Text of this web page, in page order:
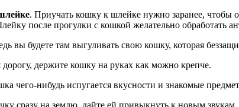
. Приучать кошку к шлейке нужно заранее, чтобы
после прогулки с кошкой желательно обработать
вы будете там выгуливать свою кошку, которая
держите кошку на руках как можно крепче.
чего-нибудь испугается вкусности и знакомые
сразу на землю, дайте ей привыкнуть к новым